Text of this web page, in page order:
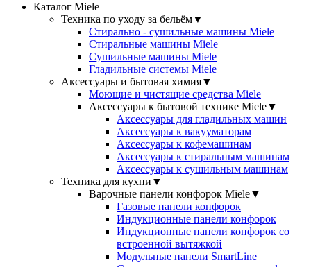
Каталог Miele
Техника по уходу за бельём▼
Стирально - сушильные машины Miele
Стиральные машины Miele
Сушильные машины Miele
Гладильные системы Miele
Аксессуары и бытовая химия▼
Моющие и чистящие средства Miele
Аксессуары к бытовой технике Miele▼
Аксессуары для гладильных машин
Аксессуары к вакууматорам
Аксессуары к кофемашинам
Аксессуары к стиральным машинам
Аксессуары к сушильным машинам
Техника для кухни ▼
Варочные панели конфорок Miele▼
Газовые панели конфорок
Индукционные панели конфорок
Индукционные панели конфорок со
встроенной вытяжкой
Модульные панели SmartLine